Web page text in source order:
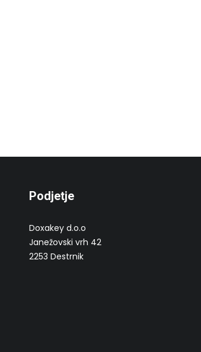
Podjetje
Doxakey d.o.o
Janežovski vrh 42
2253 Destrnik